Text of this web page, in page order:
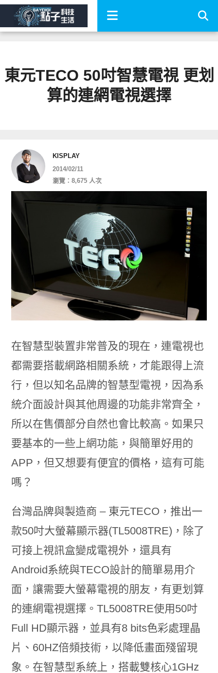
東元TECO 50吋智慧電視 更划
算的連網電視選擇
KISPLAY
2014/02/11
瀏覽：8,675 人次
在智慧型裝置非常普及的現在，連電視也
都需要搭載網路相關系統，才能跟得上流
行，但以知名品牌的智慧型電視，因為系
統介面設計與其他周邊的功能非常齊全，
所以在售價部分自然也會比較高。如果只
要基本的一些上網功能，與簡單好用的
APP，但又想要有便宜的價格，這有可能
嗎？
台灣品牌與製造商 – 東元TECO，推出一
款50吋大螢幕顯示器(TL5008TRE)，除了
可接上視訊盒變成電視外，還具有
Android系統與TECO設計的簡單易用介
面，讓需要大螢幕電視的朋友，有更划算
的連網電視選擇。TL5008TRE使用50吋
Full HD顯示器，並具有8 bits色彩處理晶
片、60HZ倍頻技術，以降低畫面殘留現
象。在智慧型系統上，搭載雙核心1GHz